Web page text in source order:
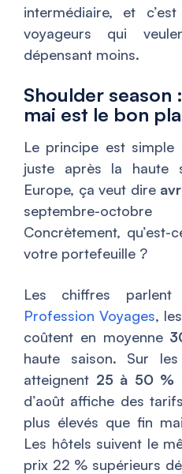
intermédiaire, et
voyageurs qui
dépensant moins.
Shoulder
mai est le bon
Le principe est
juste après la haute
Europe, ça veut dire
septembre-
Concrètement,
votre portefeuille ?
Les chiffres parlent
Profession Voyages,
coûtent en moyenne
haute saison. Sur
atteignent 25 à 50 %
d’août affiche des
plus élevés que fin
Les hôtels suivent le
prix 22 % supérieurs